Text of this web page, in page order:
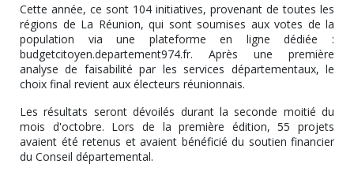
Cette année, ce sont 104 initiatives, provenant de toutes les
régions de La Réunion, qui sont soumises aux votes de la
population via une plateforme en ligne dédiée :
budgetcitoyen.departement974.fr. Après une première
analyse de faisabilité par les services départementaux, le
choix final revient aux électeurs réunionnais.
Les résultats seront dévoilés durant la seconde moitié du
mois d'octobre. Lors de la première édition, 55 projets
avaient été retenus et avaient bénéficié du soutien financier
du Conseil départemental.